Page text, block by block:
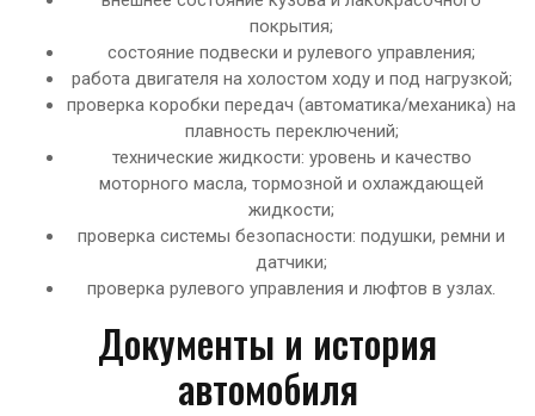
покрытия;
состояние подвески и рулевого управления;
работа двигателя на холостом ходу и под нагрузкой;
проверка коробки передач (автоматика/механика) на
плавность переключений;
технические жидкости: уровень и качество
моторного масла, тормозной и охлаждающей
жидкости;
проверка системы безопасности: подушки, ремни и
датчики;
проверка рулевого управления и люфтов в узлах.
Документы и история
автомобиля